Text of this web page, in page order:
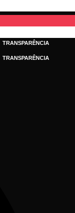
TRANSPARÊNCIA
TRANSPARÊNCIA